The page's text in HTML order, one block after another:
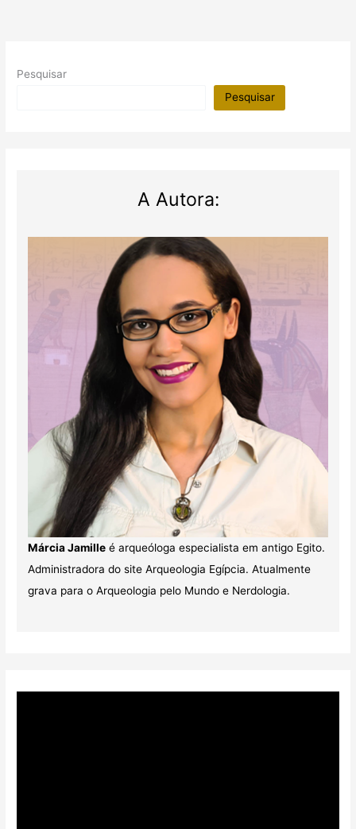
Pesquisar
Pesquisar
A Autora:
Márcia Jamilleé arqueóloga especialista em antigo Egito.
Administradora do site Arqueologia Egípcia. Atualmente
grava para o Arqueologia pelo Mundo e Nerdologia.